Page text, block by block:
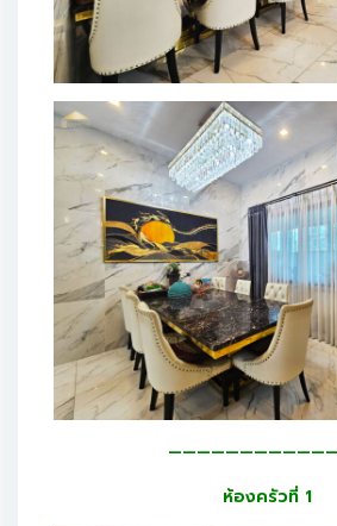
ห้องครัวที่ 1